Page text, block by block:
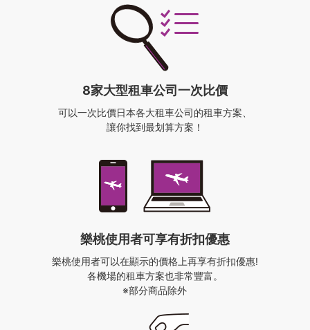
8家大型租車公司一次比價
可以一次比價日本各大租車公司的租車方案、
讓你找到最划算方案！
樂桃使用者可享有折扣優惠
樂桃使用者可以在顯示的價格上再享有折扣優惠!
各機場的租車方案也非常豐富。
※部分商品除外